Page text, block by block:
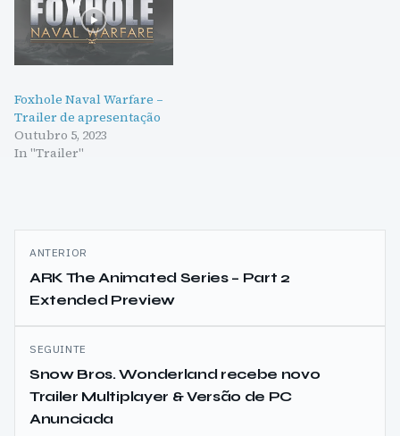
Foxhole Naval Warfare –
Trailer de apresentação
Outubro 5, 2023
In "Trailer"
Navegação
de
artigos
ANTERIOR
ARK The Animated Series – Part 2
Extended Preview
SEGUINTE
Snow Bros. Wonderland recebe novo
Trailer Multiplayer & Versão de PC
Anunciada